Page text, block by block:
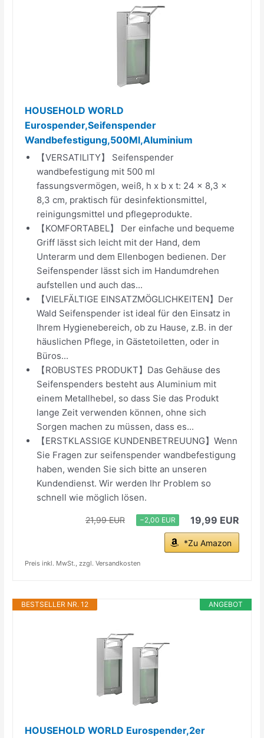
HOUSEHOLD WORLD
Eurospender,Seifenspender
Wandbefestigung,500Ml,Aluminium
【VERSATILITY】 Seifenspender
wandbefestigung mit 500 ml
fassungsvermögen, weiß, h x b x t: 24 x 8,3 x
8,3 cm, praktisch für desinfektionsmittel,
reinigungsmittel und pflegeprodukte.
【KOMFORTABEL】 Der einfache und bequeme
Griff lässt sich leicht mit der Hand, dem
Unterarm und dem Ellenbogen bedienen. Der
Seifenspender lässt sich im Handumdrehen
aufstellen und auch das...
【VIELFÄLTIGE EINSATZMÖGLICHKEITEN】Der
Wald Seifenspender ist ideal für den Einsatz in
Ihrem Hygienebereich, ob zu Hause, z.B. in der
häuslichen Pflege, in Gästetoiletten, oder in
Büros...
【ROBUSTES PRODUKT】Das Gehäuse des
Seifenspenders besteht aus Aluminium mit
einem Metallhebel, so dass Sie das Produkt
lange Zeit verwenden können, ohne sich
Sorgen machen zu müssen, dass es...
【ERSTKLASSIGE KUNDENBETREUUNG】Wenn
Sie Fragen zur seifenspender wandbefestigung
haben, wenden Sie sich bitte an unseren
Kundendienst. Wir werden Ihr Problem so
schnell wie möglich lösen.
21,99 EUR −2,00 EUR 19,99 EUR
*Zu Amazon
Preis inkl. MwSt., zzgl. Versandkosten
ANGEBOT
BESTSELLER NR. 12
HOUSEHOLD WORLD Eurospender,2er